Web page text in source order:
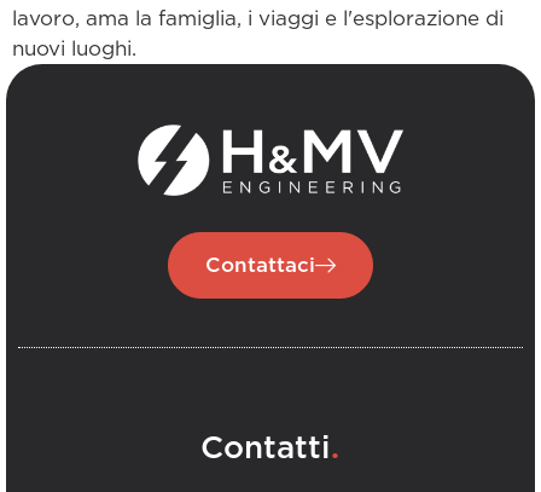
lavoro, ama la famiglia, i viaggi e l'esplorazione di
nuovi luoghi.
Contattaci
Contatti.